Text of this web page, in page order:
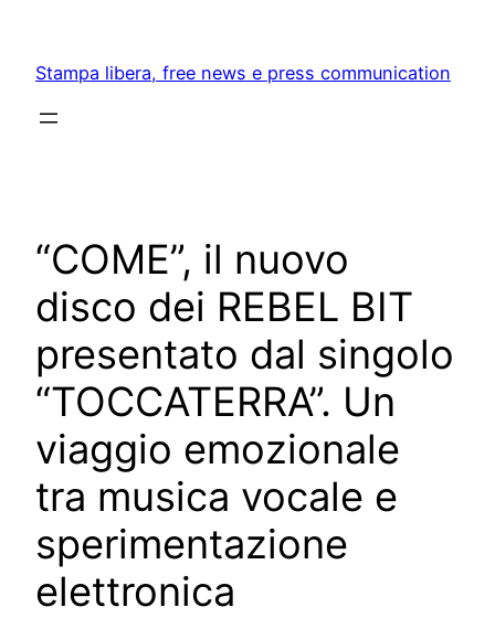
content
Stampa libera, free news e press communication
“COME”, il nuovo
disco dei REBEL BIT
presentato dal singolo
“TOCCATERRA”. Un
viaggio emozionale
tra musica vocale e
sperimentazione
elettronica